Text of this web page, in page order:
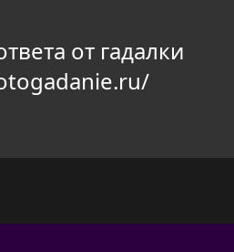
от гадалки